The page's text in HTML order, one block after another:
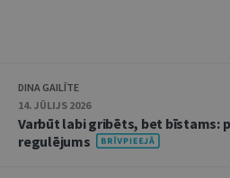
DINA GAILĪTE
14. JŪLIJS 2026
Varbūt labi gribēts, bet bīstams:
regulējums